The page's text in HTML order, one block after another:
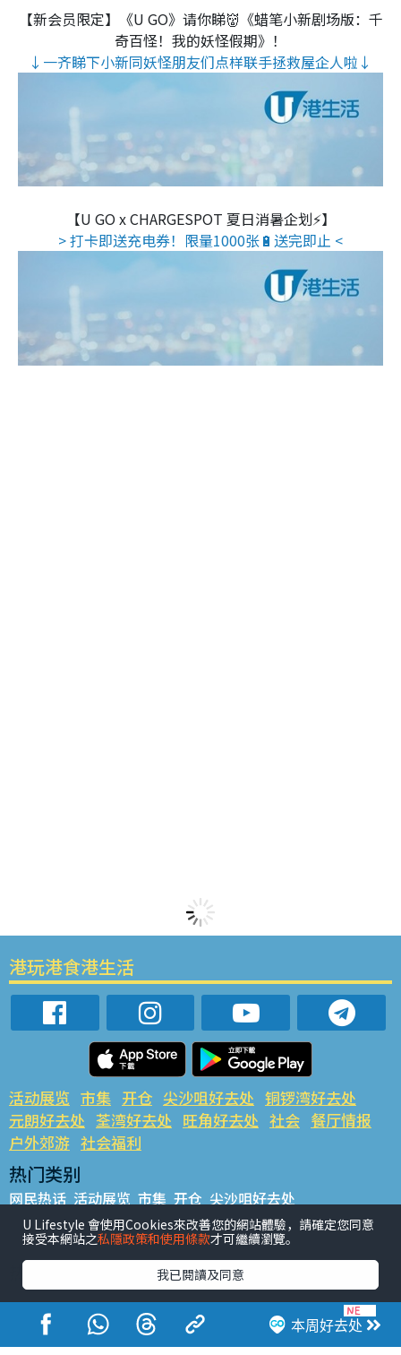
【新会员限定】《U GO》请你睇👹《蜡笔小新剧场版：千
奇百怪！我的妖怪假期》！
↓一齐睇下小新同妖怪朋友们点样联手拯救屋企人啦↓
【U GO x CHARGESPOT 夏日消暑企划⚡】
> 打卡即送充电券！限量1000张🔋送完即止 <
本周好去处
港玩港食港生活
活动展览 市集 开仓 尖沙咀好去处 铜锣湾好去处
元朗好去处 荃湾好去处 旺角好去处 社会 餐厅情报
户外郊游 社会福利
热门类别
网民热话 活动展览 市集 开仓 尖沙咀好去处
铜锣湾好去处 元朗好去处 荃湾好去处 旺角好去处 社会
餐厅情报 户外郊游
热门标签
#UGO揾好去处 #人气活动推介 #美食社群热话
#亲子玩乐好去处
#ULifestyle应用程式
#限时抢
#UJetso礼物放送
#ULifestyle商户中心 #著数 #网络热话
U Lifestyle 會使用Cookies來改善您的網站體驗，請確定您同意
接受本網站之私隱政策和使用條款才可繼續瀏覽。
我已閱讀及同意